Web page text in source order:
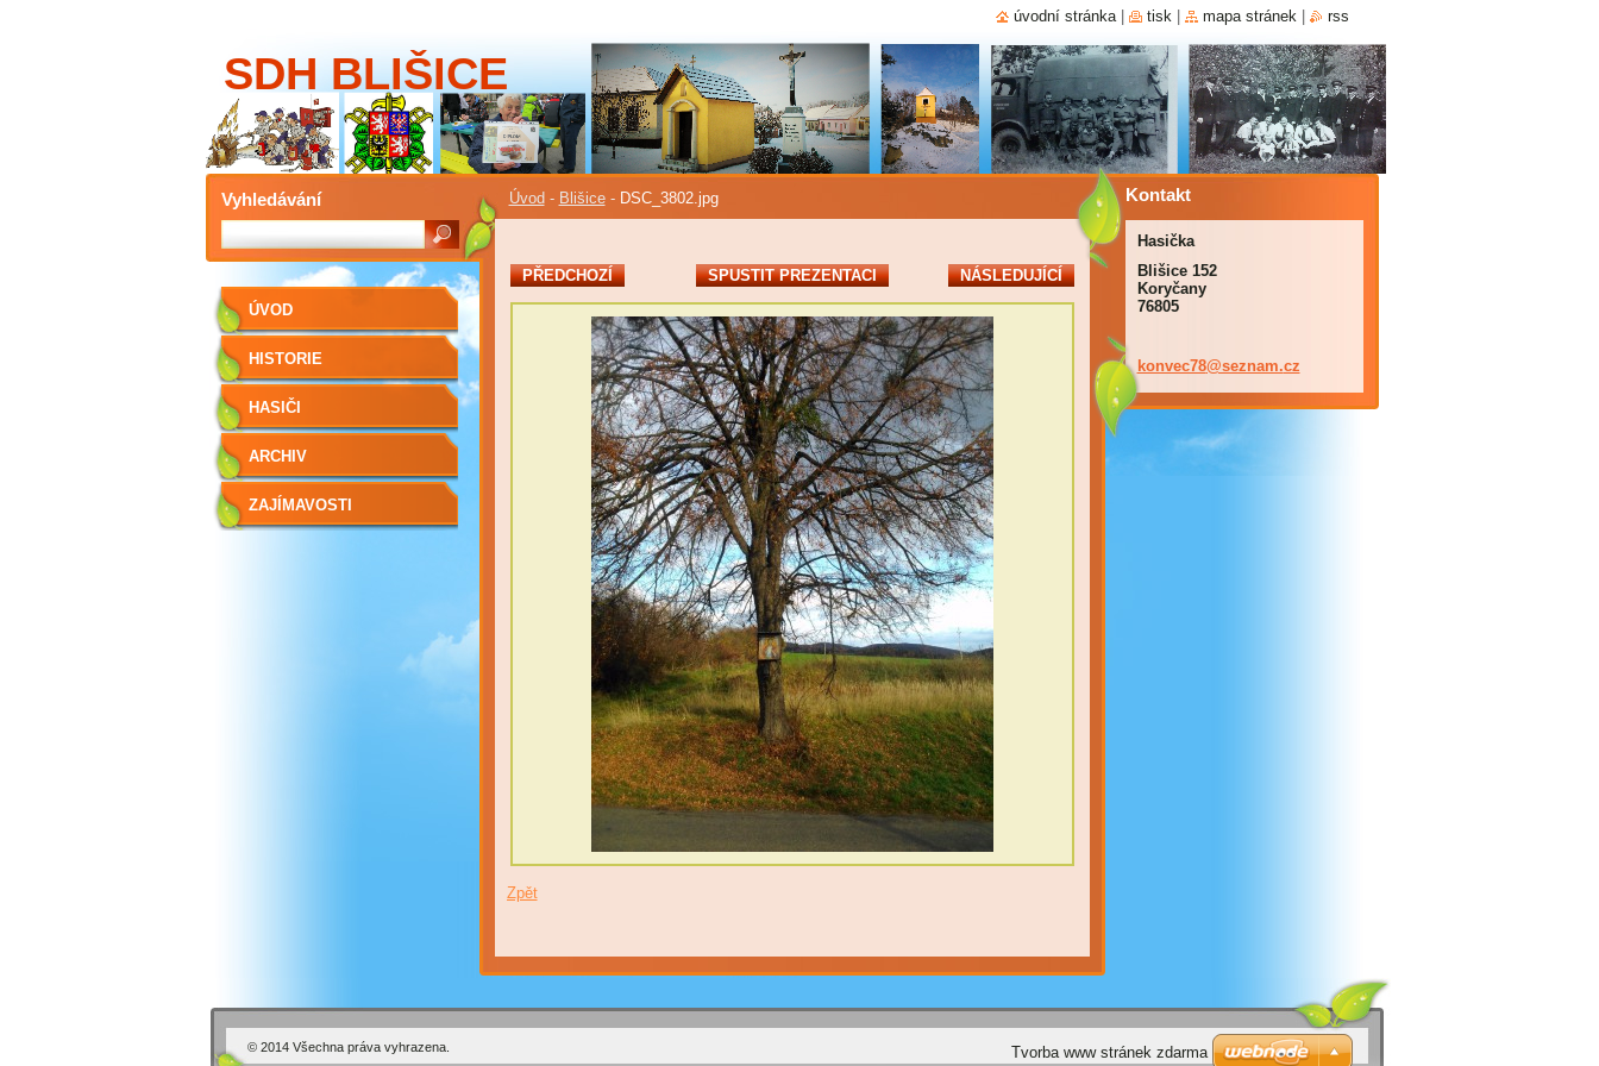
SDH BLIŠICE
Úvod - Blišice - DSC_3802.jpg
PŘEDCHOZÍ SPUSTIT PREZENTACI NÁSLEDUJÍCÍ
Zpět
ÚVOD
HISTORIE
HASIČI
ARCHIV
ZAJÍMAVOSTI
Kontakt
Hasička
Blišice 152
Koryčany
76805
konvec78@seznam.cz
Vyhledávání
úvodní stránka tisk mapa stránek rss
© 2014 Všechna práva vyhrazena. Tvorba www stránek zdarma